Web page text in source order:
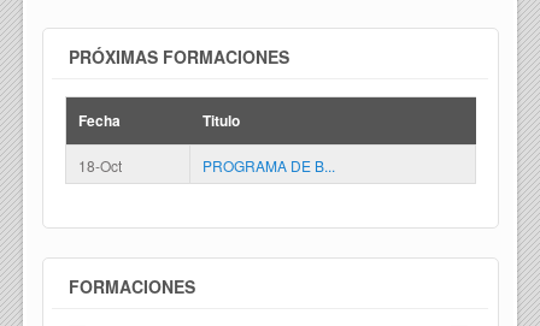
PRÓXIMAS FORMACIONES
Fecha Titulo
18-Oct PROGRAMA DE B...
FORMACIONES